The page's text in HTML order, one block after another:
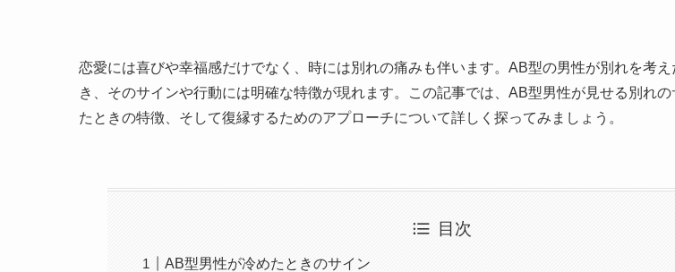
恋愛には喜びや幸福感だけでなく、時には別れの痛みも伴います。AB型の男性が別れを考え
き、そのサインや行動には明確な特徴が現れます。この記事では、AB型男性が見せる別れの
たときの特徴、そして復縁するためのアプローチについて詳しく探ってみましょう。
目次
AB型男性が冷めたときのサイン